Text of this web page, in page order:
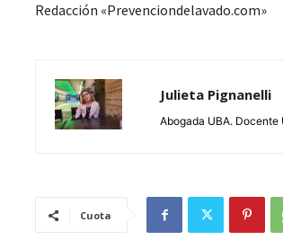
Redacción «Prevenciondelavado.com»
Julieta Pignanelli
Abogada UBA. Docente
Cuota